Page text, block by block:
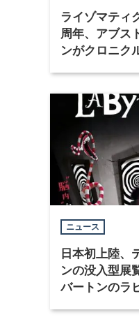
ライゾマティ
周年、アブス
ンがクロニク
ニュース
日本初上陸、
ンの没入型展
バートンのラ